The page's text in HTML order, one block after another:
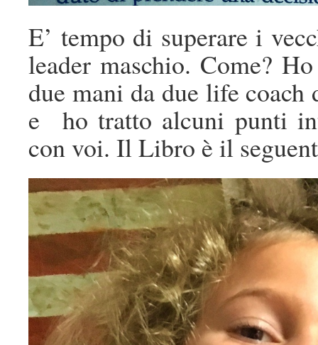
E’ tempo di superare i
leader maschio. Come?
due mani da due life
e ho tratto alcuni punti
con voi. Il Libro è il